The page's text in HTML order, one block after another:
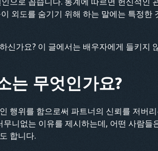
외도를 숨기기 위해 하는 말에는 특정한
신가요? 이 글에서는 배우자에게 들키지
는 무엇인가요?
행위를 함으로써 파트너의 신뢰를 저버
니없는 이유를 제시하는데, 어떤 사람들
합니다.